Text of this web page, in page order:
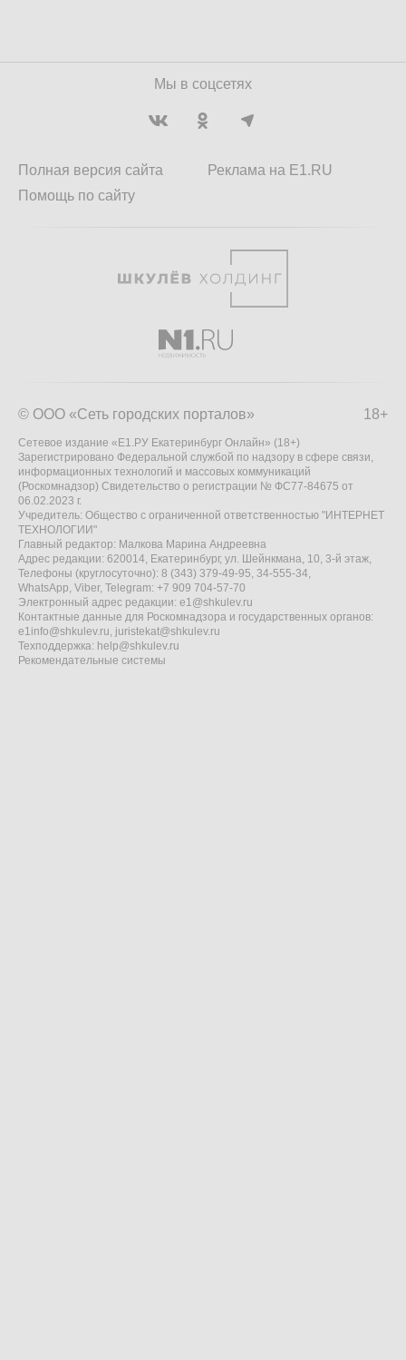
Мы в соцсетях
Полная версия сайта
Помощь по сайту
Реклама на E1.RU
18+
© ООО «Сеть городских порталов»
Сетевое издание «Е1.РУ Екатеринбург Онлайн» (18+)
Зарегистрировано Федеральной службой по надзору в сфере связи,
информационных технологий и массовых коммуникаций
(Роскомнадзор) Свидетельство о регистрации № ФС77-84675 от
06.02.2023 г.
Учредитель: Общество с ограниченной ответственностью "ИНТЕРНЕТ
ТЕХНОЛОГИИ"
Главный редактор: Малкова Марина Андреевна
Адрес редакции: 620014, Екатеринбург, ул. Шейнкмана, 10, 3-й этаж,
Телефоны (круглосуточно): 8 (343) 379-49-95, 34-555-34,
WhatsApp, Viber, Telegram: +7 909 704-57-70
Электронный адрес редакции: e1@shkulev.ru
Контактные данные для Роскомнадзора и государственных органов:
e1info@shkulev.ru, juristekat@shkulev.ru
Техподдержка: help@shkulev.ru
Рекомендательные системы